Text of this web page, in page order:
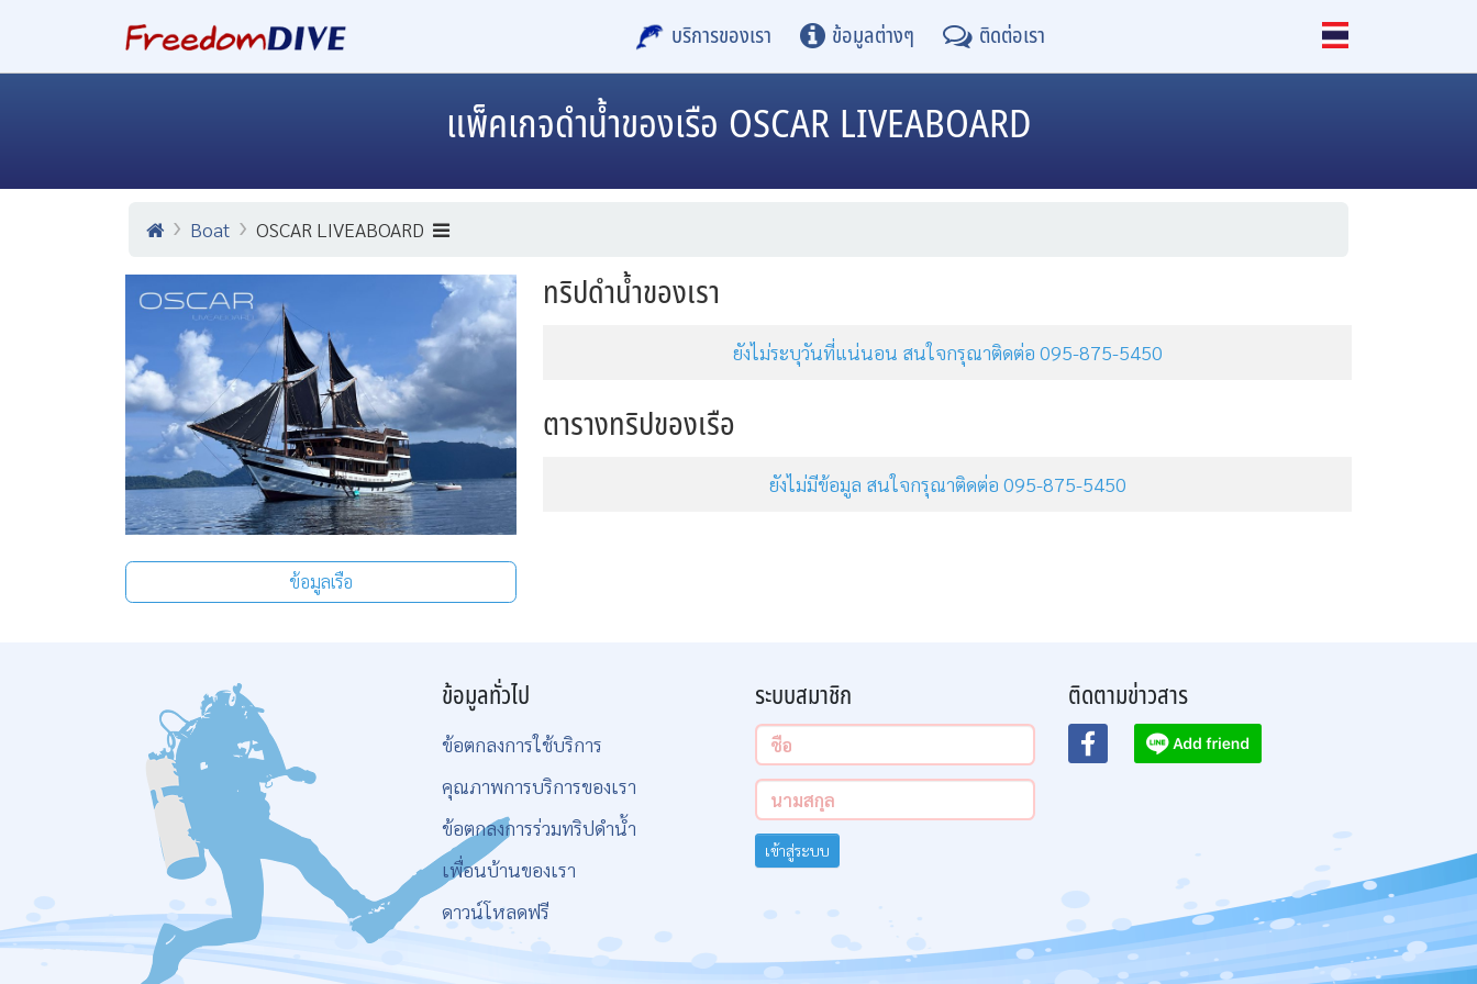
บริการของเรา ข้อมูลต่างๆ ติดต่อเรา
แพ็คเกจดำน้ำของเรือ OSCAR LIVEABOARD
Boat OSCAR LIVEABOARD
ทริปดำน้ำของเรา
ยังไม่ระบุวันที่แน่นอน สนใจกรุณาติดต่อ 095-875-5450
ตารางทริปของเรือ
ยังไม่มีข้อมูล สนใจกรุณาติดต่อ 095-875-5450
ข้อมูลเรือ
ข้อมูลทั่วไป
ข้อตกลงการใช้บริการ
คุณภาพการบริการของเรา
ข้อตกลงการร่วมทริปดำน้ำ
เพื่อนบ้านของเรา
ดาวน์โหลดฟรี
ระบบสมาชิก
เข้าสู่ระบบ
ติดตามข่าวสาร